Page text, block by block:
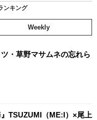
ンキング
Weekly
・草野マサムネの忘れら
』TSUZUMI（ME:I）×尾上